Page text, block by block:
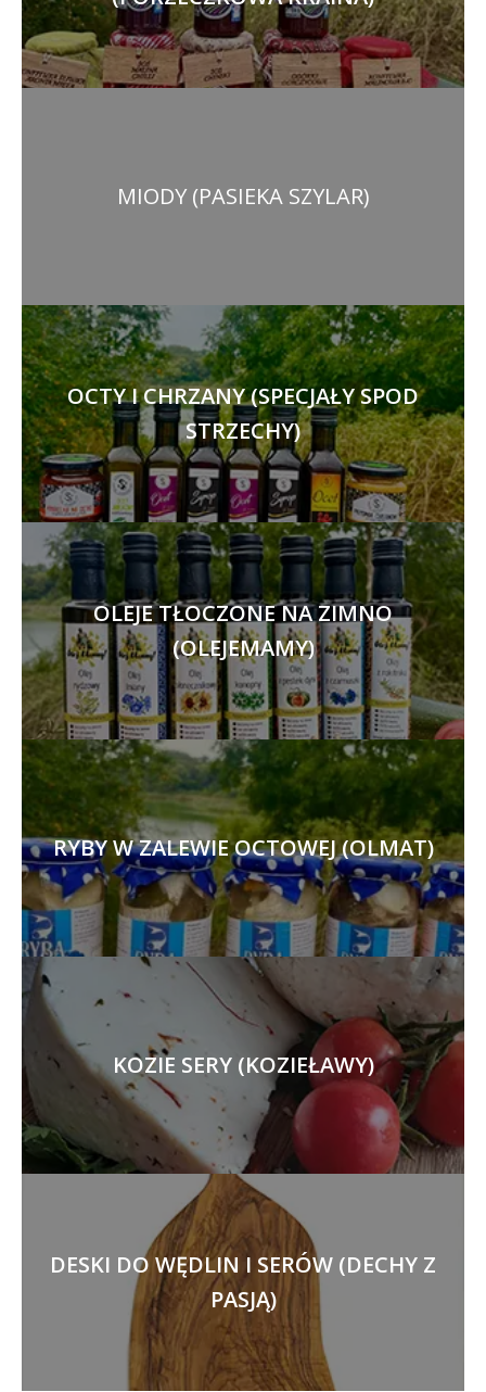
MIODY (PASIEKA SZYLAR)
OCTY I CHRZANY (SPECJAŁY SPOD
STRZECHY)
OLEJE TŁOCZONE NA ZIMNO
(OLEJEMAMY)
RYBY W ZALEWIE OCTOWEJ (OLMAT)
KOZIE SERY (KOZIEŁAWY)
DESKI DO WĘDLIN I SERÓW (DECHY Z
PASJĄ)